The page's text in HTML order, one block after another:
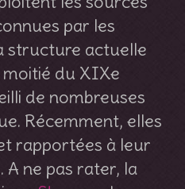
par les
structure actuelle
du XIXe
de nombreuses
Récemment, elles
rapportées à leur
A ne pas rater, la